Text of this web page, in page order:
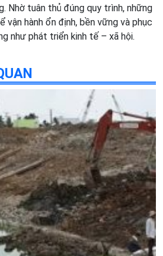
Nhờ tuân thủ đúng quy trình, những
hành ổn định, bền vững và phục
như phát triển kinh tế – xã hội.